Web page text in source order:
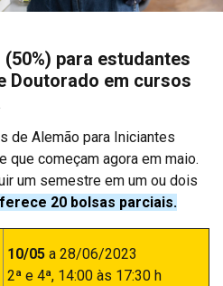
para estudantes
Doutorado em cursos
de Alemão para Iniciantes
que começam agora em maio.
um semestre em um ou dois
20 bolsas parciais.
10/05 a 28/06/2023
2ª e 4ª, 14:00 às 17:30 h